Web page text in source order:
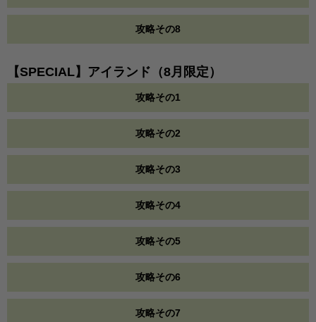
攻略その8
【SPECIAL】アイランド（8月限定）
攻略その1
攻略その2
攻略その3
攻略その4
攻略その5
攻略その6
攻略その7